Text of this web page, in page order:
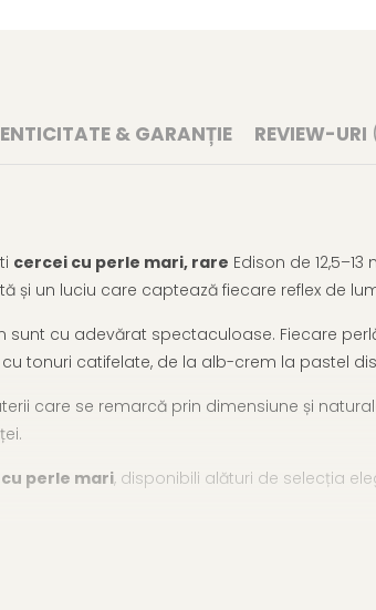
& GARANȚIE REVIEW-URI
cercei cu perle mari, rare Edison de
și un luciu care captează fiecare reflex de
sunt cu adevărat spectaculoase. Fiecare
tonuri catifelate, de la alb-crem la pastel
care se remarcă prin dimensiune și
perle mari, disponibili alături de selecția